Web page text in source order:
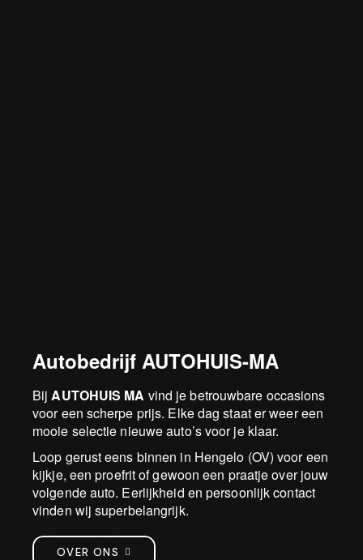
Autobedrijf AUTOHUIS-MA
BijAUTOHUIS MA vind je betrouwbare occasions
voor een scherpe prijs. Elke dag staat er weer een
mooie selectie nieuwe auto’s voor je klaar.
Loop gerust eens binnen in Hengelo (OV) voor een
kijkje, een proefrit of gewoon een praatje over jouw
volgende auto. Eerlijkheid en persoonlijk contact
vinden wij superbelangrijk.
OVER ONS